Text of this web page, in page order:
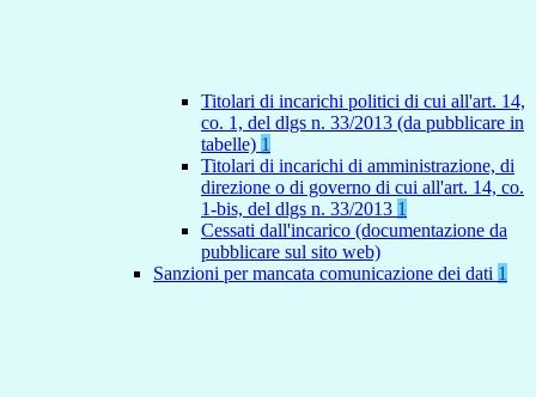
Titolari di incarichi politici di cui all'art. 14,
co. 1, del dlgs n. 33/2013 (da pubblicare in
tabelle) 1
Titolari di incarichi di amministrazione, di
direzione o di governo di cui all'art. 14, co.
1-bis, del dlgs n. 33/2013 1
Cessati dall'incarico (documentazione da
pubblicare sul sito web)
Sanzioni per mancata comunicazione dei dati 1